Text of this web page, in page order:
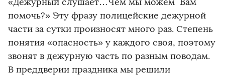
помочь?» Эту фразу полицейские дежурной
части за сутки произносят много раз. Степень
понятия «опасность» у каждого своя, поэтому
звонят в дежурную часть по разным поводам.
В преддверии праздника мы решили